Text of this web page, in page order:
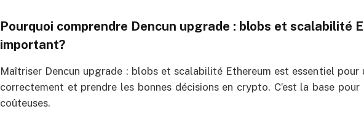
Pourquoi comprendre Dencun upgrade : blobs et scalabilité
important?
Maîtriser Dencun upgrade : blobs et scalabilité Ethereum est essentiel pour
correctement et prendre les bonnes décisions en crypto. C’est la base pour
coûteuses.